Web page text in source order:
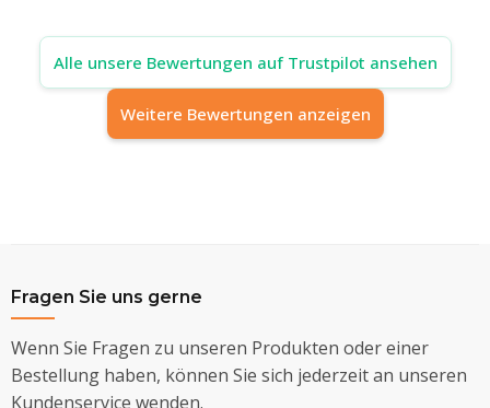
Alle unsere Bewertungen auf Trustpilot ansehen
Weitere Bewertungen anzeigen
Fragen Sie uns gerne
Wenn Sie Fragen zu unseren Produkten oder einer
Bestellung haben, können Sie sich jederzeit an unseren
Kundenservice wenden.